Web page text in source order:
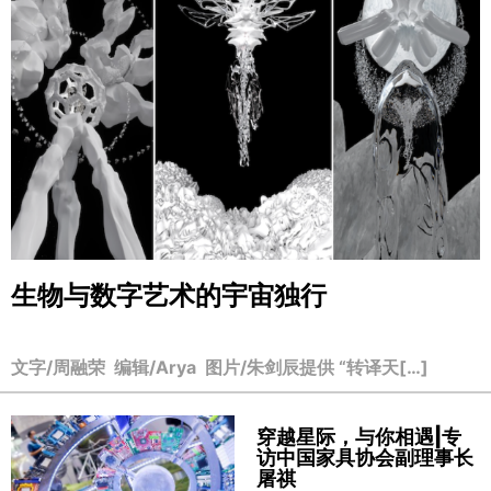
生物与数字艺术的宇宙独行
文字/周融荣 编辑/Arya 图片/朱剑辰提供 “转译天[…]
穿越星际，与你相遇|专
访中国家具协会副理事长
屠祺